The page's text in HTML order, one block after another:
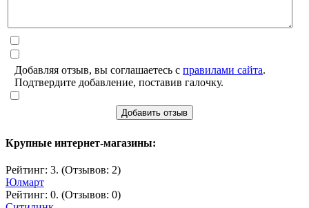
Добавляя отзыв, вы соглашаетесь с правилами сайта.
Подтвердите добавление, поставив галочку.
Добавить отзыв
Крупные интернет-магазины:
Рейтинг: 3. (Отзывов: 2)
Юлмарт
Рейтинг: 0. (Отзывов: 0)